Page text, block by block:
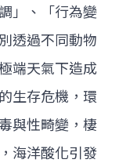
」、「行為變
透過不同動物
端天氣下造成
生存危機，環
與性畸變，棲
海洋酸化引發